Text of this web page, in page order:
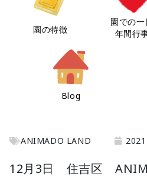
園の特徴
園での一
年間行
Blog
ANIMADO LAND
12月3日 住吉区